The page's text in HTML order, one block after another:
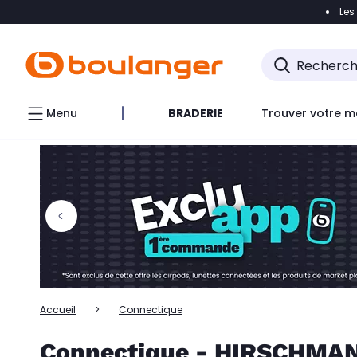
Accéder
Accéder directement au chatbot
Menu BRADERIE Trouver votre
Accueil Connectique